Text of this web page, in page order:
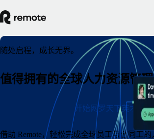
随处启程，成长无界。
值得拥有的全球人力资源管
借助 Remote，轻松完成全球员工与合同工
开始网罗天下英才